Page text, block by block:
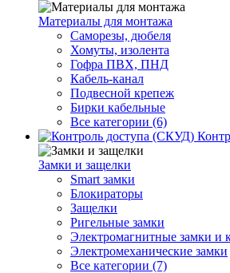
Материалы для монтажа
Саморезы, дюбеля
Хомуты, изолента
Гофра ПВХ, ПНД
Кабель-канал
Подвесной крепеж
Бирки кабельные
Все категории (6)
Замки и защелки
Smart замки
Блокираторы
Защелки
Ригельные замки
Электромагнитные замки и
Электромеханические замки
Все категории (7)